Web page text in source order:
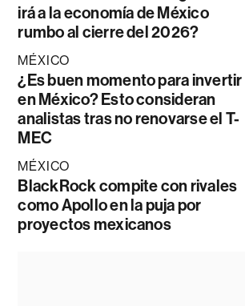
irá a la economía de México
rumbo al cierre del 2026?
MÉXICO
¿Es buen momento para invertir
en México? Esto consideran
analistas tras no renovarse el T-
MEC
MÉXICO
BlackRock compite con rivales
como Apollo en la puja por
proyectos mexicanos